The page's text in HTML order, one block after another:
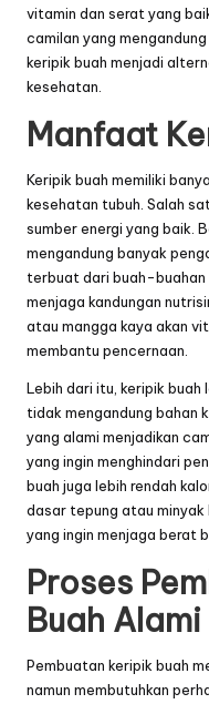
vitamin dan serat yang
camilan yang
keripik buah menjadi
kesehatan.
Manfaat
Keripik buah memiliki
kesehatan tubuh. Salah
sumber energi yang baik.
mengandung banyak
terbuat dari buah-buahan
menjaga kandungan
atau mangga kaya akan
membantu pencernaan.
Lebih dari itu, keripik buah
tidak mengandung bahan
yang alami menjadikan
yang ingin menghindari
buah juga lebih rendah
dasar tepung atau minyak
yang ingin menjaga berat
Proses
Buah Alami
Pembuatan keripik buah
namun membutuhkan